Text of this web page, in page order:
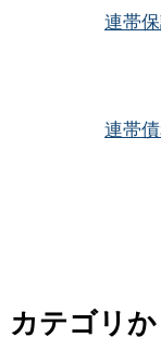
連帯
連帯
カテゴリ